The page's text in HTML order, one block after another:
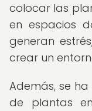
colocar las
en espacios
generan
crear un
Además, se
de plantas